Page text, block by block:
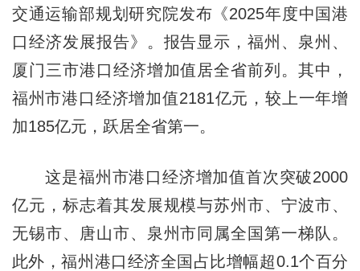
交通运输部规划研究院发布《2025年度中国港
口经济发展报告》。报告显示，福州、泉州、
厦门三市港口经济增加值居全省前列。其中，
福州市港口经济增加值2181亿元，较上一年增
加185亿元，跃居全省第一。
这是福州市港口经济增加值首次突破2000
亿元，标志着其发展规模与苏州市、宁波市、
无锡市、唐山市、泉州市同属全国第一梯队。
此外，福州港口经济全国占比增幅超0.1个百分